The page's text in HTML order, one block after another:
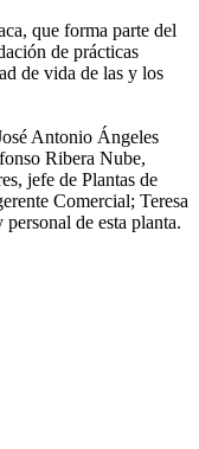
que forma parte del
de prácticas
de vida de las y los
Antonio Ángeles
Ribera Nube,
jefe de Plantas de
Comercial; Teresa
de esta planta.